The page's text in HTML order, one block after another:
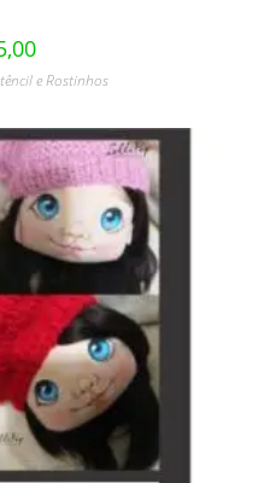
e Rostinhos